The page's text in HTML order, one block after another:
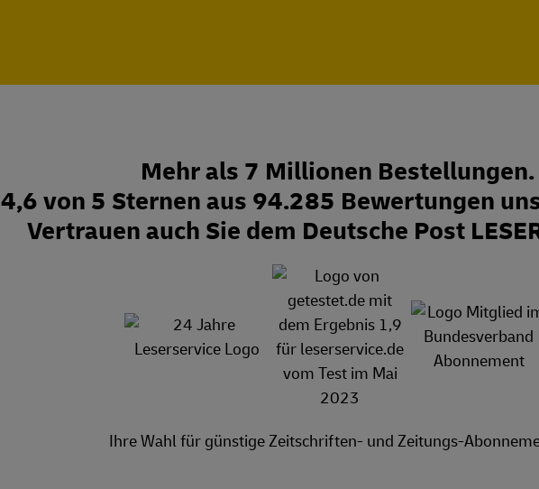
Mehr als 7 Millionen Bestellungen.
4,6 von 5 Sternen aus 94.285 Bewertungen
Vertrauen auch Sie dem Deutsche Post
Ihre Wahl für günstige Zeitschriften- und Zeitungs-